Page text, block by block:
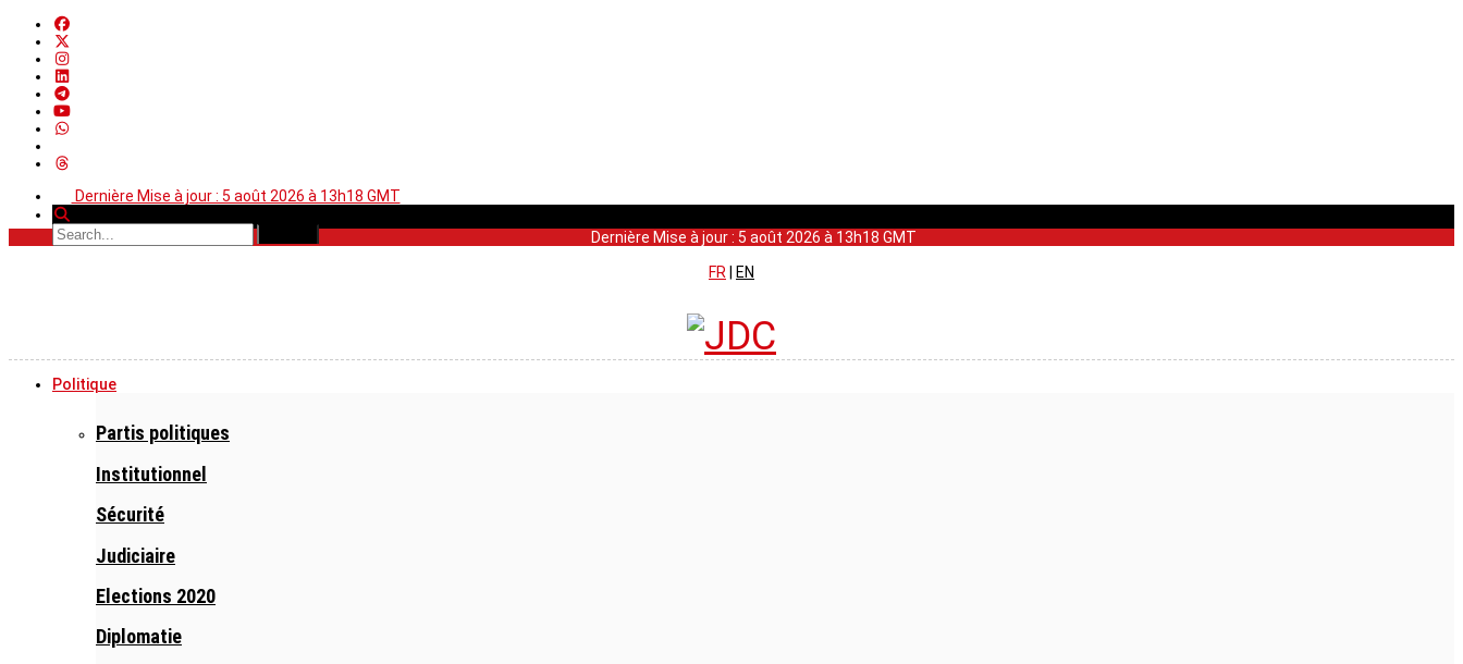
Dernière Mise à jour : 5 août 2026 à 13h18 GMT
Dernière Mise à jour : 5 août 2026 à 13h18 GMT
FR
EN
Politique
Partis politiques
Institutionnel
Sécurité
Judiciaire
Elections 2020
Diplomatie